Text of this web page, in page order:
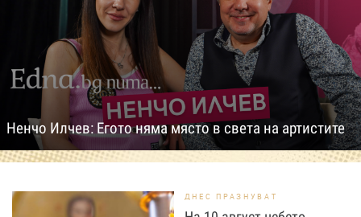
Ненчо Илчев: Егото няма място в света на артистите
ДНЕС ПРАЗНУВАТ